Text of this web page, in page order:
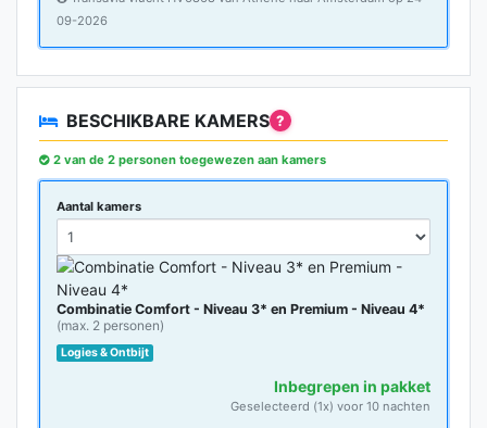
09-2026
BESCHIKBARE KAMERS ?
2 van de 2 personen toegewezen aan kamers
Aantal kamers
Combinatie Comfort - Niveau 3* en Premium - Niveau 4*
(max. 2 personen)
Logies & Ontbijt
Inbegrepen in pakket
Geselecteerd (1x) voor 10 nachten